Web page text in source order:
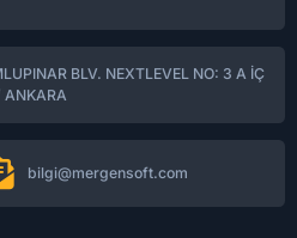
BLV. NEXTLEVEL NO: 3 A İÇ
ANKARA
bilgi@mergensoft.com